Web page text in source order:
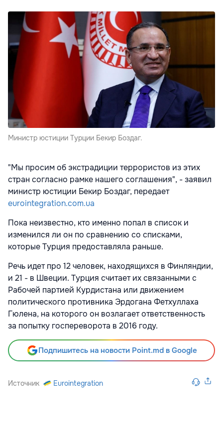
Министр юстиции Турции Бекир Боздаг.
"Мы просим об экстрадиции террористов из этих
стран согласно рамке нашего соглашения", - заявил
министр юстиции Бекир Боздаг, передает
eurointegration.com.ua
Пока неизвестно, кто именно попал в список и
изменился ли он по сравнению со списками,
которые Турция предоставляла раньше.
Речь идет про 12 человек, находящихся в Финляндии,
и 21 - в Швеции. Турция считает их связанными с
Рабочей партией Курдистана или движением
политического противника Эрдогана Фетхуллаха
Гюлена, на которого он возлагает ответственность
за попытку госпереворота в 2016 году.
Подпишитесь на новости Point.md в Google
Источник Eurointegration